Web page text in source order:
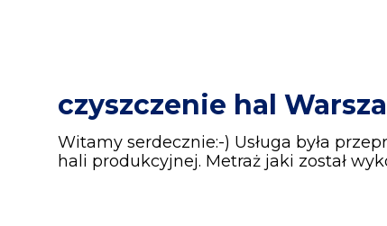
czyszczenie hal
Witamy serdecznie:-) Usługa była
hali produkcyjnej. Metraż jaki został